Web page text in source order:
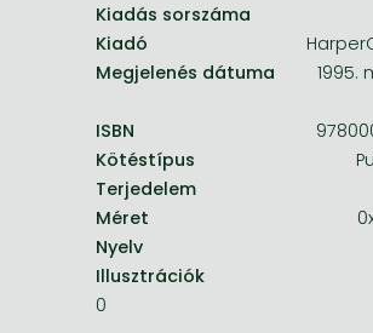
Kiadás sorszáma
Kiadó
Megjelenés dátuma
1995.
ISBN
Kötéstípus
Terjedelem
Méret
Nyelv
Illusztrációk
0